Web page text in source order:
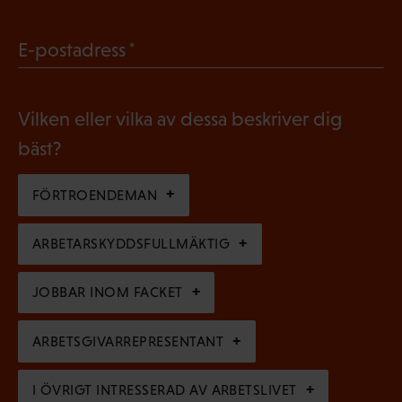
a
o
s
k
t
)
l
g
t
o
r
i
s
k
t
)
E-postadress
g
a
t
o
r
i
s
Vilken eller vilka av dessa beskriver dig
bäst?
FÖRTROENDEMAN
ARBETARSKYDDSFULLMÄKTIG
JOBBAR INOM FACKET
ARBETSGIVARREPRESENTANT
I ÖVRIGT INTRESSERAD AV ARBETSLIVET